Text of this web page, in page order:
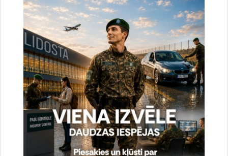
Vai šī informācija bija noderīga?